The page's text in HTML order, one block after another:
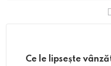
Ce le lipsește